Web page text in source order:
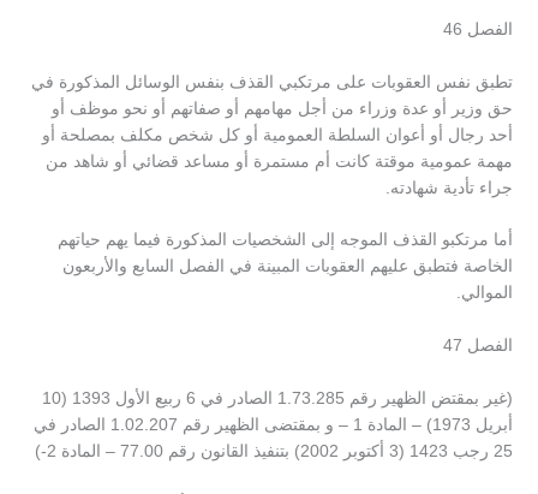
الفصل 46
تطبق نفس العقوبات على مرتكبي القذف بنفس الوسائل المذكورة في
حق وزير أو عدة وزراء من أجل مهامهم أو صفاتهم أو نحو موظف أو
أحد رجال أو أعوان السلطة العمومية أو كل شخص مكلف بمصلحة أو
مهمة عمومية موقتة كانت أم مستمرة أو مساعد قضائي أو شاهد من
جراء تأدية شهادته.
أما مرتكبو القذف الموجه إلى الشخصيات المذكورة فيما يهم حياتهم
الخاصة فتطبق عليهم العقوبات المبينة في الفصل السابع والأربعون
الموالي.
الفصل 47
(غير بمقتض الظهير رقم 1.73.285 الصادر في 6 ربيع الأول 1393 (10
أبريل 1973) – المادة 1 – و بمقتضى الظهير رقم 1.02.207 الصادر في
25 رجب 1423 (3 أكتوبر 2002) بتنفيذ القانون رقم 77.00 – المادة 2-)